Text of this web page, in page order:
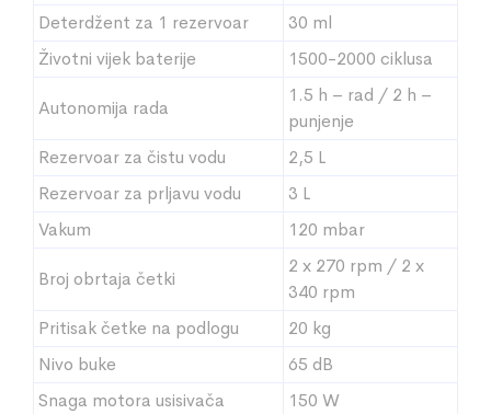
Deterdžent za 1 rezervoar
30 ml
Životni vijek baterije
1500-2000 ciklusa
Autonomija rada
1.5 h – rad / 2 h –
punjenje
Rezervoar za čistu vodu
2,5 L
Rezervoar za prljavu vodu
3 L
Vakum
120 mbar
Broj obrtaja četki
2 x 270 rpm / 2 x
340 rpm
Pritisak četke na podlogu
20 kg
Nivo buke
65 dB
Snaga motora usisivača
150 W